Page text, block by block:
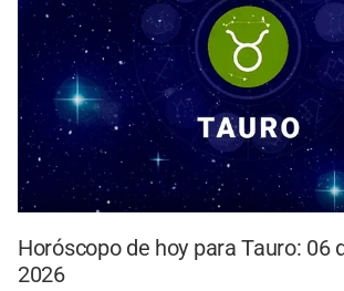
Horóscopo de hoy para Tauro: 06
2026